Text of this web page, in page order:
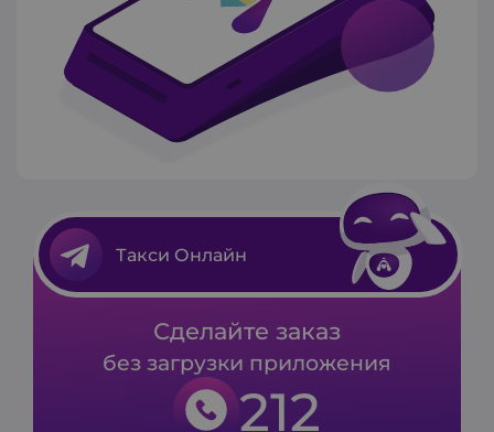
Сделайте заказ
без загрузки приложения
212
Такси Онлайн